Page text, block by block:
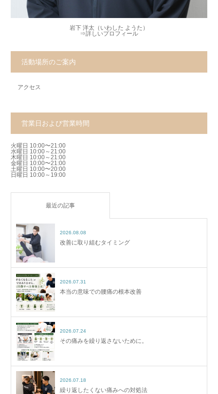
岩下 洋太（いわした ようた）
⇒詳しいプロフィール
活動場所のご案内
アクセス
営業日および営業時間
火曜日 10:00〜21:00
水曜日 10:00～21:00
木曜日 10:00～21:00
金曜日 10:00〜21:00
土曜日 10:00〜20:00
日曜日 10:00～19:00
最近の記事
2026.08.08
改善に取り組むタイミング
2026.07.31
本当の意味での腰痛の根本改善
2026.07.24
その痛みを繰り返さないために。
2026.07.18
繰り返したくない痛みへの対処法